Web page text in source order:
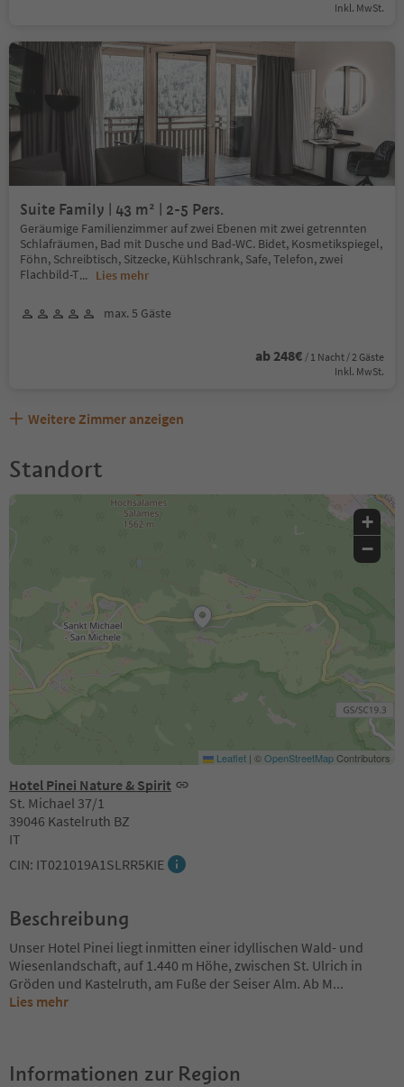
Inkl. MwSt.
Suite Family | 43 m² | 2-5 Pers.
Geräumige Familienzimmer auf zwei Ebenen mit zwei getrennten
Schlafräumen, Bad mit Dusche und Bad-WC. Bidet, Kosmetikspiegel,
Föhn, Schreibtisch, Sitzecke, Kühlschrank, Safe, Telefon, zwei
Flachbild-T... Lies mehr
max. 5 Gäste
ab 248€ / 1 Nacht / 2 Gäste
Inkl. MwSt.
Weitere Zimmer anzeigen
Standort
Hotel Pinei Nature & Spirit
St. Michael 37/1
39046 Kastelruth BZ
IT
CIN: IT021019A1SLRR5KIE
+
−
Leaflet | ©OpenStreetMapContributors
Beschreibung
Unser Hotel Pinei liegt inmitten einer idyllischen Wald- und
Wiesenlandschaft, auf 1.440 m Höhe, zwischen St. Ulrich in
Gröden und Kastelruth, am Fuße der Seiser Alm. Ab M...
Lies mehr
Informationen zur Region